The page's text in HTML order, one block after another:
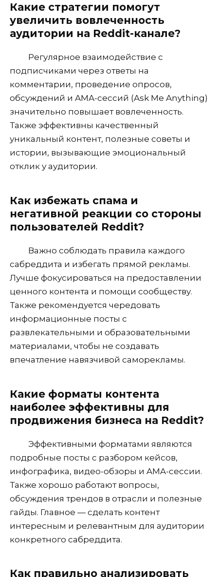
Какие стратегии помогут
увеличить вовлеченность
аудитории на Reddit-канале?
Регулярное взаимодействие с
подписчиками через ответы на
комментарии, проведение опросов,
обсуждений и AMA-сессий (Ask Me Anything)
значительно повышает вовлеченность.
Также эффективны качественный
уникальный контент, полезные советы и
истории, вызывающие эмоциональный
отклик у аудитории.
Как избежать спама и
негативной реакции со стороны
пользователей Reddit?
Важно соблюдать правила каждого
сабреддита и избегать прямой рекламы.
Лучше фокусироваться на предоставлении
ценного контента и помощи сообществу.
Также рекомендуется чередовать
информационные посты с
развлекательными и образовательными
материалами, чтобы не создавать
впечатление навязчивой саморекламы.
Какие форматы контента
наиболее эффективны для
продвижения бизнеса на Reddit?
Эффективными форматами являются
подробные посты с разбором кейсов,
инфографика, видео-обзоры и AMA-сессии.
Также хорошо работают вопросы,
обсуждения трендов в отрасли и полезные
гайды. Главное — сделать контент
интересным и релевантным для аудитории
конкретного сабреддита.
Как правильно анализировать